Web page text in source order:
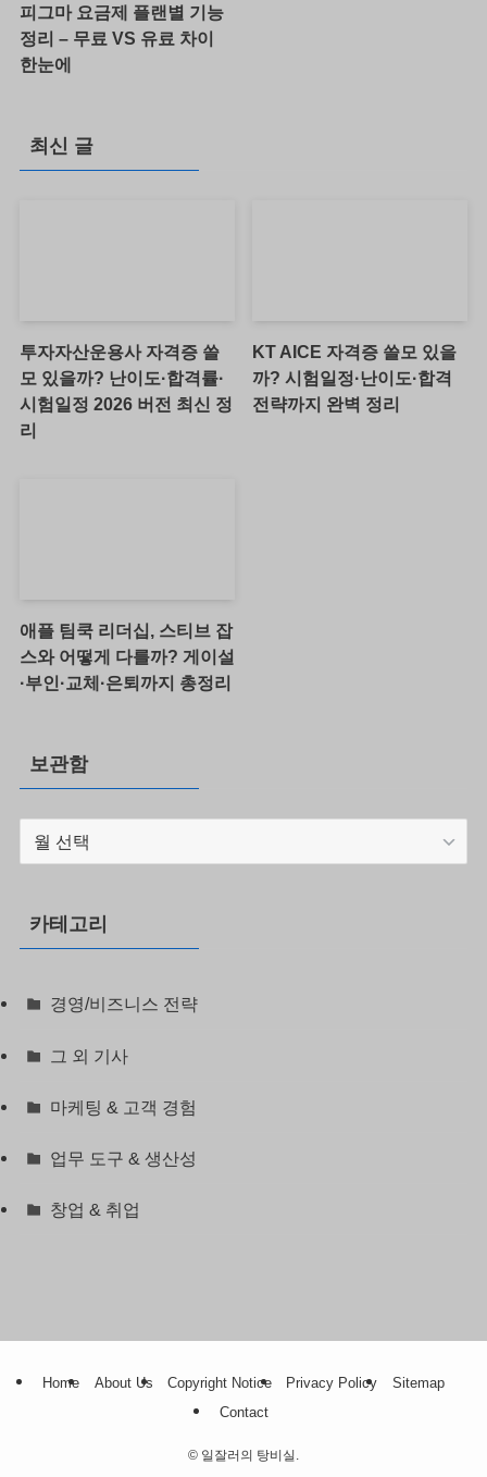
피그마 요금제 플랜별 기능
정리 – 무료 VS 유료 차이
한눈에
최신 글
투자자산운용사 자격증 쓸
모 있을까? 난이도·합격률·
시험일정 2026 버전 최신 정
리
KT AICE 자격증 쓸모 있을
까? 시험일정·난이도·합격
전략까지 완벽 정리
애플 팀쿡 리더십, 스티브 잡
스와 어떻게 다를까? 게이설
·부인·교체·은퇴까지 총정리
보관함
카테고리
경영/비즈니스 전략
그 외 기사
마케팅 & 고객 경험
업무 도구 & 생산성
창업 & 취업
Home About Us Copyright Notice Privacy Policy
Sitemap
Contact
© 일잘러의 탕비실.